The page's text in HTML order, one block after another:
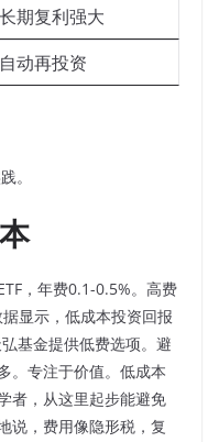
长期复利强大
自动再投资
。
，年费0.1-0.5%。高费
显示，低成本投资回报
基金提供低费选项。避
专注于价值。低成本
者，从这里起步能避免
说，费用像隐形税，复